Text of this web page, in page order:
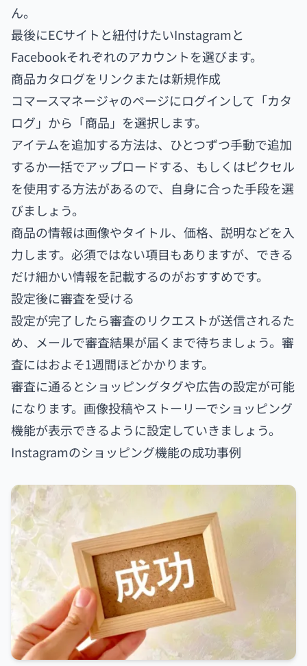
ん。
最後にECサイトと紐付けたいInstagramと
Facebookそれぞれのアカウントを選びます。
商品カタログをリンクまたは新規作成
コマースマネージャのページにログインして「カタ
ログ」から「商品」を選択します。
アイテムを追加する方法は、ひとつずつ手動で追加
するか一括でアップロードする、もしくはピクセル
を使用する方法があるので、自身に合った手段を選
びましょう。
商品の情報は画像やタイトル、価格、説明などを入
力します。必須ではない項目もありますが、できる
だけ細かい情報を記載するのがおすすめです。
設定後に審査を受ける
設定が完了したら審査のリクエストが送信されるた
め、メールで審査結果が届くまで待ちましょう。審
査にはおよそ1週間ほどかかります。
審査に通るとショッピングタグや広告の設定が可能
になります。画像投稿やストーリーでショッピング
機能が表示できるように設定していきましょう。
Instagramのショッピング機能の成功事例